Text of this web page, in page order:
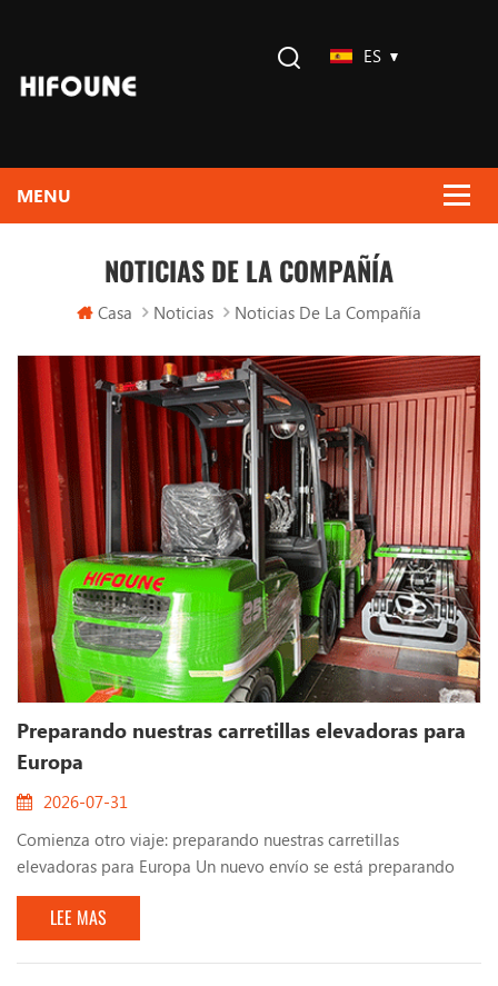
ES
NOTICIAS DE LA COMPAÑÍA
Casa Noticias Noticias De La Compañía
Preparando nuestras carretillas elevadoras para
Europa
2026-07-31
Comienza otro viaje: preparando nuestras carretillas
elevadoras para Europa Un nuevo envío se está preparando
para salir de nuestra fábrica con destino a Europa. Ver estas
carretillas elevadoras cuidadosamente colocadas dentro del
contenedor siempre es un momento especial: representa no
LEE MAS